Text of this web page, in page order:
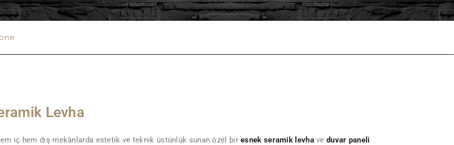
Levha
iç hem dış mekânlarda estetik ve teknik üstünlük sunan özel biresnek seramik levhaveduvar paneli